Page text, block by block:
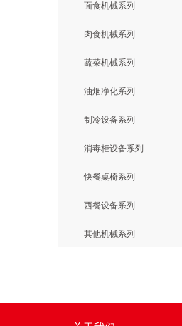
面食机械系列
肉食机械系列
蔬菜机械系列
油烟净化系列
制冷设备系列
消毒柜设备系列
快餐桌椅系列
西餐设备系列
其他机械系列